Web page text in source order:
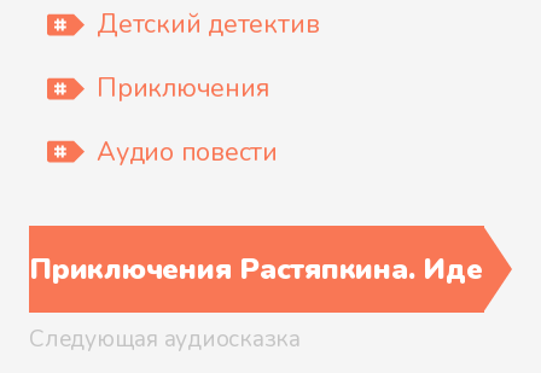
Детский детектив
Приключения
Аудио повести
Приключения Растяпкина.
Следующая аудиосказка